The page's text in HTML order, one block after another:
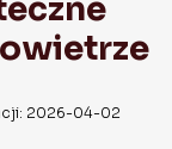
2026-04-02